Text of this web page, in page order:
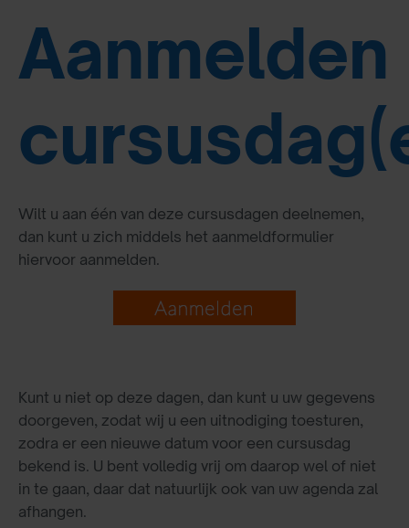
Aanmelden
Wilt u aan één van deze cursusdagen deelnemen,
dan kunt u zich middels het aanmeldformulier
hiervoor aanmelden.
Kunt u niet op deze dagen, dan kunt u uw gegevens
doorgeven, zodat wij u een uitnodiging toesturen,
zodra er een nieuwe datum voor een cursusdag
bekend is. U bent volledig vrij om daarop wel of niet
in te gaan, daar dat natuurlijk ook van uw agenda zal
afhangen.